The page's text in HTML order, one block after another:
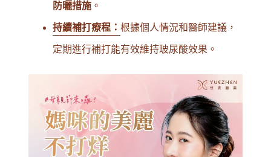
防曬措施。
持續補打療程： 根據個人情況和醫師建議，
定期進行補打能有效維持玻尿酸效果。